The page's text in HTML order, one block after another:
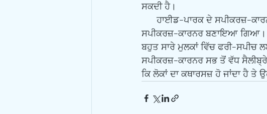
ਸਕਦੀ ਹੈ।
      ਹਾਈਡ-ਪਾਰਕ ਦੇ ਸਪੀਕਰਜ਼-ਕਾਰਨਰ ਦੀ ਤਰਜ਼ ‘ਤੇ 1878 ਵਿੱਚ ‘ਦਾ ਡੋਮੇਨ’, ਸਿਡਨੀ, ਅਸਟਰੇਲੀਆ ਵਿੱਚ ਵੀ
ਸਪੀਕਰਜ਼-ਕਾਰਨਰ ਬਣਾਇਆ ਗਿਆ।
ਬਹੁਤ ਸਾਰੇ ਮੁਲਕਾਂ ਵਿੱਚ ਫਰੀ-
ਸਪੀਕਰਜ਼-ਕਾਰਨਰ ਸਭ ਤੋਂ ਵੱਧ
ਕਿ ਲੋਕਾਂ ਦਾ ਕਥਾਰਸਜ਼ ਹੋ ਜਾਂਦਾ ਹੈ ਤੇ